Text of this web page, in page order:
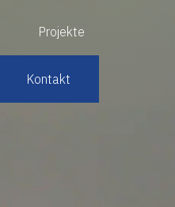
Projekte
Kontakt